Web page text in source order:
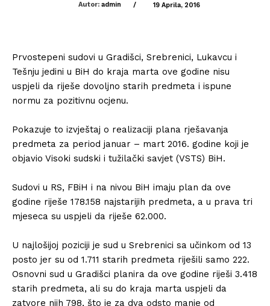
Autor: admin / 19 Aprila, 2016
Prvostepeni sudovi u Gradišci, Srebrenici, Lukavcu i
Tešnju jedini u BiH do kraja marta ove godine nisu
uspjeli da riješe dovoljno starih predmeta i ispune
normu za pozitivnu ocjenu.
Pokazuje to izvještaj o realizaciji plana rješavanja
predmeta za period januar – mart 2016. godine koji je
objavio Visoki sudski i tužilački savjet (VSTS) BiH.
Sudovi u RS, FBiH i na nivou BiH imaju plan da ove
godine riješe 178.158 najstarijih predmeta, a u prava tri
mjeseca su uspjeli da riješe 62.000.
U najlošijoj poziciji je sud u Srebrenici sa učinkom od 13
posto jer su od 1.711 starih predmeta riješili samo 222.
Osnovni sud u Gradišci planira da ove godine riješi 3.418
starih predmeta, ali su do kraja marta uspjeli da
zatvore njih 798, što je za dva odsto manje od